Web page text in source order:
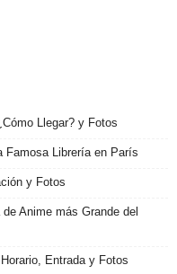
Llegar? y Fotos
Famosa Librería en París
y Fotos
Anime más Grande del
Entrada y Fotos